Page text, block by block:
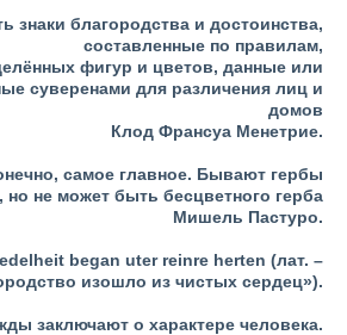
знаки благородства и достоинства,
составленные по правилам,
фигур и цветов, данные или
суверенами для различения лиц и
домов
Клод Франсуа Менетрие.
самое главное. Бывают гербы
но не может быть бесцветного герба
Мишель Пастуро.
began uter reinre herten (лат. –
изошло из чистых сердец»).
заключают о характере человека.